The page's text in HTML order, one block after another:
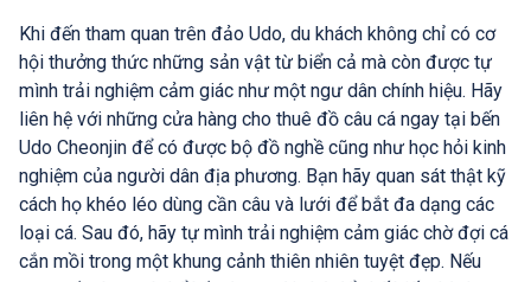
Khi đến tham quan trên đảo Udo, du khách không chỉ có cơ
hội thưởng thức những sản vật từ biển cả mà còn được tự
mình trải nghiệm cảm giác như một ngư dân chính hiệu. Hãy
liên hệ với những cửa hàng cho thuê đồ câu cá ngay tại bến
Udo Cheonjin để có được bộ đồ nghề cũng như học hỏi kinh
nghiệm của người dân địa phương. Bạn hãy quan sát thật kỹ
cách họ khéo léo dùng cần câu và lưới để bắt đa dạng các
loại cá. Sau đó, hãy tự mình trải nghiệm cảm giác chờ đợi cá
cắn mồi trong một khung cảnh thiên nhiên tuyệt đẹp. Nếu